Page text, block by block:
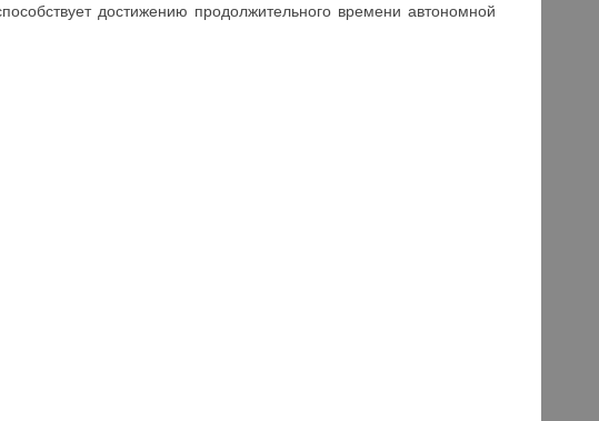
достижению продолжительного времени автономной